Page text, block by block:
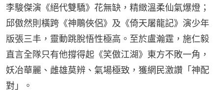
李駿傑演《絕代雙驕》花無缺，精緻溫柔仙氣爆燈；
邱傲然則橫跨《神鵰俠侶》及《倚天屠龍記》演少年
版張三丰，靈動跳脫悟性極高。至於盧瀚霆，施仁毅
直言全隊只有他撐得起《笑傲江湖》東方不敗一角，
妖冶華麗、雌雄莫辨、氣場極致，獲網民激讚「神配
對」。